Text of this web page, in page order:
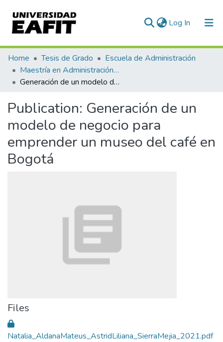
Log In (current)
Communities & Collections
All of DSpace
Home Tesis de Grado
Escuela de Administración
Maestría en Administración - MBA (tesis)
Generación de un modelo de negocio para emprender un museo del café en Bogotá
Publication: Generación de un
modelo de negocio para
emprender un museo del café en
Bogotá
Files
Natalia_AldanaMateus_AstridLiliana_SierraMejia_2021.pdf